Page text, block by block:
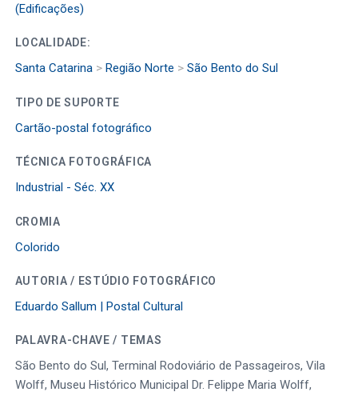
(Edificações)
LOCALIDADE:
Santa Catarina> Região Norte > São Bento do Sul
TIPO DE SUPORTE
Cartão-postal fotográfico
TÉCNICA FOTOGRÁFICA
Industrial - Séc. XX
CROMIA
Colorido
AUTORIA / ESTÚDIO FOTOGRÁFICO
Eduardo Sallum | Postal Cultural
PALAVRA-CHAVE / TEMAS
São Bento do Sul, Terminal Rodoviário de Passageiros, Vila
Wolff, Museu Histórico Municipal Dr. Felippe Maria Wolff,